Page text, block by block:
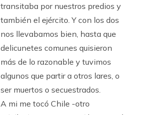
transitaba por nuestros predios y
también el ejército. Y con los dos
nos llevabamos bien, hasta que
delicunetes comunes quisieron
más de lo razonable y tuvimos
algunos que partir a otros lares, o
ser muertos o secuestrados.
A mi me tocó Chile -otro